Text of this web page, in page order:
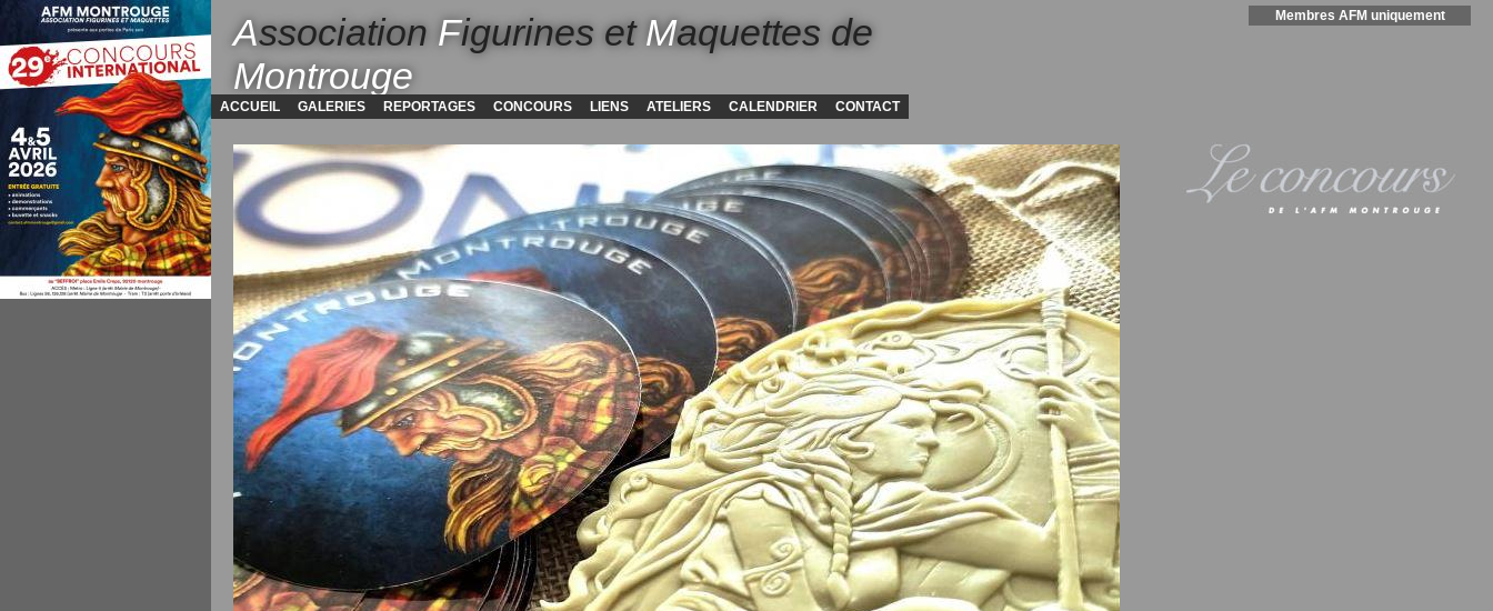
Association Figurines et Maquettes de
Montrouge
Membres AFM uniquement
ACCUEIL GALERIES REPORTAGES CONCOURS LIENS ATELIERS CALENDRIER CONTACT